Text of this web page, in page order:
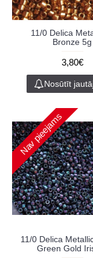
11/0 Delica
Bronze 5g
3,80€
Nosūtīt
Nav pieejams
11/0 Delica
Green Gold